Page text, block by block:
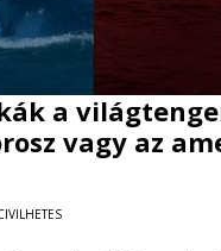
a
vagy az